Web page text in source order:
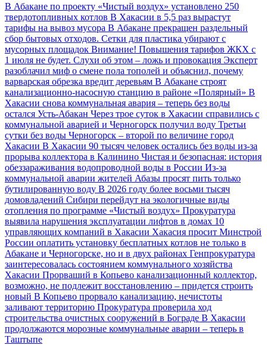
В Абакане по проекту «Чистый воздух» установлено 250
твердотопливных котлов В Хакасии в 5,5 раз вырастут
тарифы на вывоз мусора В Абакане прекращен раздельный
сбор бытовых отходов. Сетки для пластика убирают с
мусорных площадок Внимание! Повышения тарифов ЖКХ с
1 июля не будет. Слухи об этом – ложь и провокация Эксперт
разоблачил миф о смене пола тополей и объяснил, почему
варварская обрезка вредит деревьям В Абакане строят
канализационно-насосную станцию в районе «Полярный» В
Хакасии снова коммунальная авария – теперь без воды
остался Усть-Абакан Через трое суток в Хакасии справились с
коммунальной аварией и Черногорск получил воду Третьи
сутки без воды Черногорск – второй по величине город
Хакасии В Хакасии 90 тысяч человек остались без воды из-за
прорыва коллектора в Калинино Чистая и безопасная: история
обеззараживания водопроводной воды в России Из-за
коммунальной аварии жителей Абазы просят пить только
бутилированную воду В 2026 году более восьми тысяч
домовладений Сибири перейдут на экологичные виды
отопления по программе «Чистый воздух» Прокуратура
выявила нарушения эксплуатации лифтов в домах 10
управляющих компаний в Хакасии Хакасия просит Минстрой
России оплатить установку бесплатных котлов не только в
Абакане и Черногорске, но и в двух районах Генпрокуратура
заинтересовалась состоянием коммунального хозяйства
Хакасии Прорваший в Копьево канализационный коллектор,
возможно, не подлежит восстановлению – придется строить
новый В Копьево прорвало канализацию, нечистоты
заливают территорию Прокуратура проверила ход
строительства очистных сооружений в Бограде В Хакасии
продолжаются морозные коммунальные аварии – теперь в
Таштыпе